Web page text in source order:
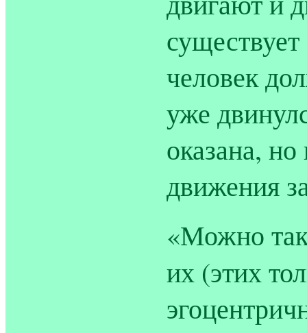
человек
уже
оказана,
движения
«Можно
их (этих